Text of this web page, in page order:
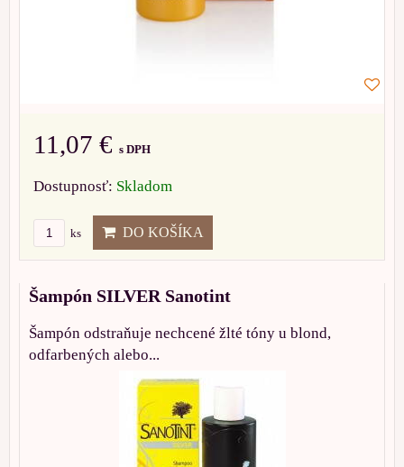
11,07 € s DPH
Dostupnosť: Skladom
ks DO KOŠÍKA
Šampón SILVER Sanotint
Šampón odstraňuje nechcené žlté tóny u blond,
odfarbených alebo...